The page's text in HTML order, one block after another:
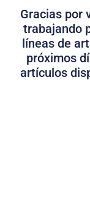
Gracias por
trabajando
líneas de
próximos
artículos